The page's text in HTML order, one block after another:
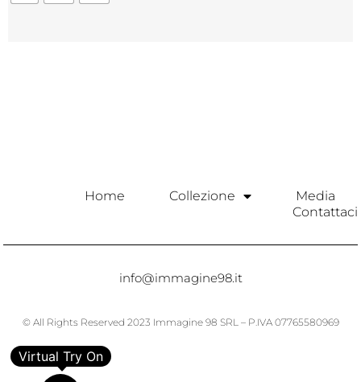
Home Collezione
Media
Contattaci
info@immagine98.it
© All Rights Reserved 2023 Immagine 98 SRL – P.IVA 07765580969
Virtual Try On